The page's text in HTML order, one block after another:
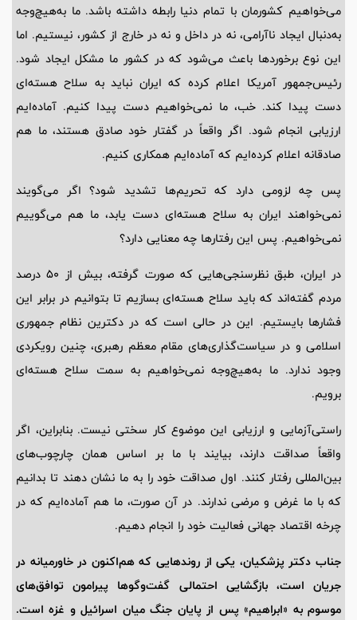
می‌خواهیم کشورمان با تمام دنیا رابطه داشته باشد. ما به‌هیچ‌وجه
به‌دنبال ایجاد ناآرامی، نه در داخل و نه در خارج از کشور، نیستیم. اما
این نوع برخوردها باعث می‌شود که در کشور ما مشکل ایجاد شود.
رئیس‌جمهور آمریکا اعلام کرده که ایران نباید به سلاح هسته‌ای
دست پیدا کند. خب، ما نمی‌خواهیم دست پیدا کنیم. آماده‌ایم
ارزیابی انجام شود. اگر واقعاً در گفتار خود صادق هستند، ما هم
صادقانه اعلام کرده‌ایم که آماده‌ایم همکاری کنیم.
پس چه لزومی دارد که تحریم‌ها تشدید شود؟ اگر می‌گویند
نمی‌خواهند ایران به سلاح هسته‌ای دست یابد، ما هم می‌گوییم
نمی‌خواهیم. پس این رفتارها چه معنایی دارد؟
در ایران، طبق نظرسنجی‌هایی که صورت گرفته، بیش از 50 درصد
مردم گفته‌اند که باید سلاح هسته‌ای بسازیم تا بتوانیم در برابر این
فشارها بایستیم. این در حالی است که در دکترین نظام جمهوری
اسلامی و در سیاست‌گذاری‌های مقام معظم رهبری، چنین رویکردی
وجود ندارد. ما به‌هیچ‌وجه نمی‌خواهیم به سمت سلاح هسته‌ای
برویم.
راستی‌آزمایی و ارزیابی این موضوع کار سختی نیست. بنابراین، اگر
واقعاً صداقت دارند، بیایند با ما بر اساس همان چارچوب‌های
بین‌المللی رفتار کنند. اول صداقت خود را به ما نشان دهند تا بدانیم
که با ما غرض و مرضی ندارند. در آن صورت، ما هم آماده‌ایم که در
چرخه اقتصاد جهانی فعالیت خود را انجام دهیم.
جناب دکتر پزشکیان، یکی از روندهایی که هم‌اکنون در خاورمیانه در
جریان است، بازگشایی احتمالی گفت‌وگوها پیرامون توافق‌های
موسوم به «ابراهیم» پس از پایان جنگ میان اسرائیل و غزه است.